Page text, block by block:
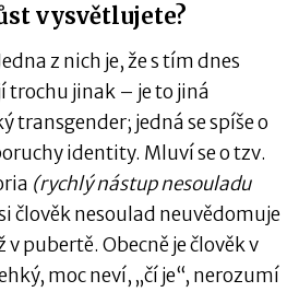
vysvětlujete?
z nich je, že s tím dnes
trochu jinak – je to jiná
transgender; jedná se spíše o
identity. Mluví se o tzv.
(rychlý nástup nesouladu
člověk nesoulad neuvědomuje
v pubertě. Obecně je člověk v
moc neví, „čí je“, nerozumí